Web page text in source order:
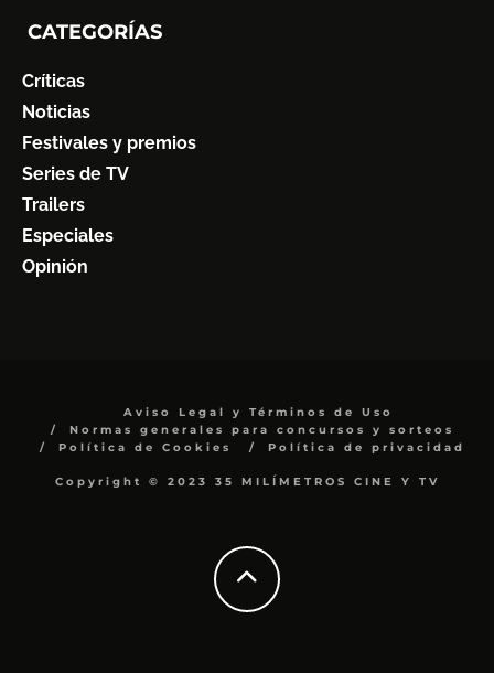
CATEGORÍAS
Críticas
Noticias
Festivales y premios
Series de TV
Trailers
Especiales
Opinión
Aviso Legal y Términos de Uso
Normas generales para concursos y sorteos
Política de Cookies
Política de privacidad
Copyright © 2023 35 MILÍMETROS CINE Y TV